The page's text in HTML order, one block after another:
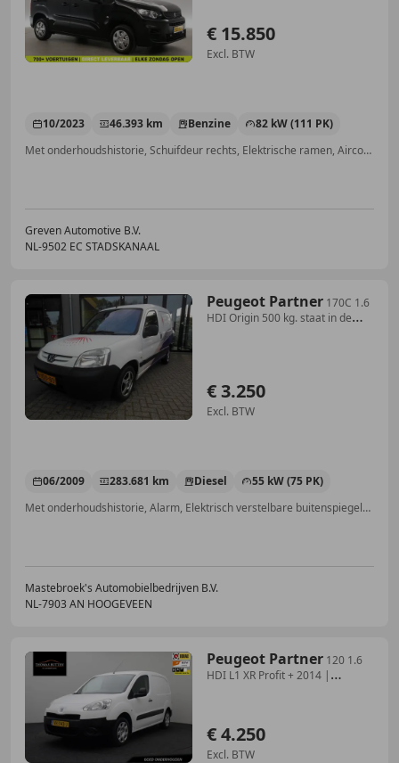
€ 15.850
Excl. BTW
10/2023 46.393 km Benzine
82 kW (111 PK)
Met onderhoudshistorie, Schuifdeur rechts, Elektrische ramen, Airconditioning, Digitale radio-ontvangst, Traction control, Bluetooth, Cruise control
Greven Automotive B.V.
NL-9502 EC STADSKANAAL
Peugeot Partner 170C 1.6
HDI Origin 500 kg. staat in de
€ 3.250
Excl. BTW
06/2009 283.681 km Diesel
55 kW (75 PK)
Met onderhoudshistorie, Alarm, Elektrisch verstelbare buitenspiegels, Startonderbreker
Mastebroek's Automobielbedrijven B.V.
NL-7903 AN HOOGEVEEN
Peugeot Partner 120 1.6
HDI L1 XR Profit + 2014 |
€ 4.250
Excl. BTW